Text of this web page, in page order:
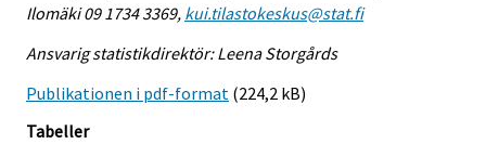
Ilomäki 09 1734 3369, kui.tilastokeskus@stat.fi
Ansvarig statistikdirektör: Leena Storgårds
Publikationen i pdf-format (224,2 kB)
Tabeller